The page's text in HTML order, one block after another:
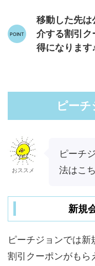
移動した先は
介する割引
得になります
ピー
おススメ
ピーチ
法はこ
新規
ピーチジョンでは
割引クーポンがもら